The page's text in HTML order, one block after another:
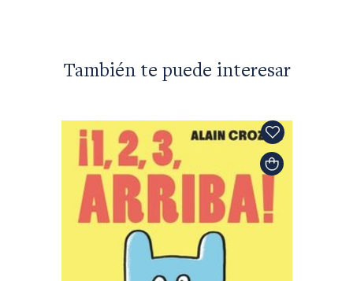
También te puede interesar